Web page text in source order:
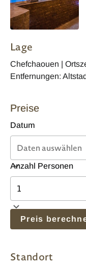
Lage
Chefchaouen |
Entfernungen:
Preise
Datum
Anzahl Personen
Preis
Standort